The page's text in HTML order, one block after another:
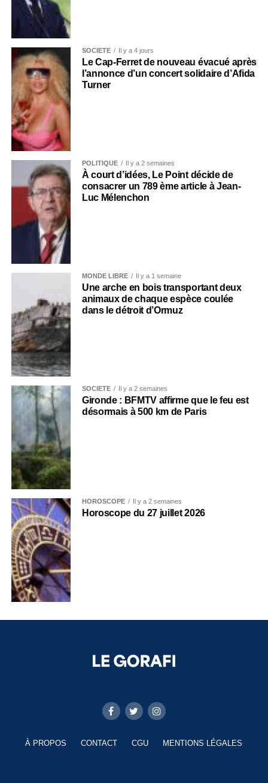
SOCIÉTÉ Il y a 4 jours
Le Cap-Ferret de nouveau évacué après
l’annonce d’un concert solidaire d’Afida
Turner
POLITIQUE Il y a 2 semaines
À court d’idées, Le Point décide de
consacrer un 789 ème article à Jean-
Luc Mélenchon
MONDE LIBRE Il y a 1 semaine
Une arche en bois transportant deux
animaux de chaque espèce coulée
dans le détroit d’Ormuz
SOCIÉTÉ Il y a 2 semaines
Gironde : BFMTV affirme que le feu est
désormais à 500 km de Paris
HOROSCOPE Il y a 2 semaines
Horoscope du 27 juillet 2026
À PROPOS CONTACT CGU MENTIONS LÉGALES